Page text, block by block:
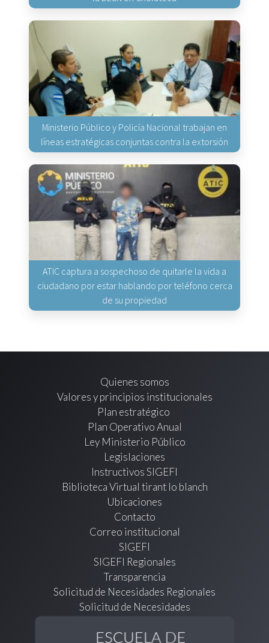
Ministerio Público y Policía Nacional trabajan en
líneas estratégicas conjuntas contra la extorsión
ATIC captura a sospechoso de quitarle la vida a
ciudadano por estar hablando por teléfono cerca
de su propiedad
Quienes somos
Valores y principios institucionales
Plan estratégico
Plan Operativo Anual
Ley Ministerio Público
Legislaciones
Instructivos SIGEFI
Biblioteca Virtual tirant lo blanch
Ubicaciones
Contacto
Correo institucional
SIGEFI
SIGEFI Regionales
Transparencia
Solicitud de Necesidades Regionales
Solicitud de Necesidades